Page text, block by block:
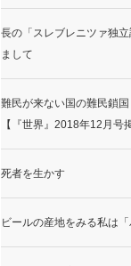
長の「スレブレニツァ独
まして
難民が来ない国の難民鎖
【『世界』2018年12月号
死者を生かす
ビールの産地をみる私は